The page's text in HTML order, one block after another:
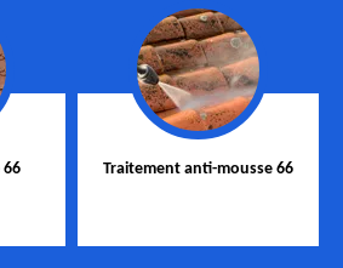
Traitement anti-mousse 66